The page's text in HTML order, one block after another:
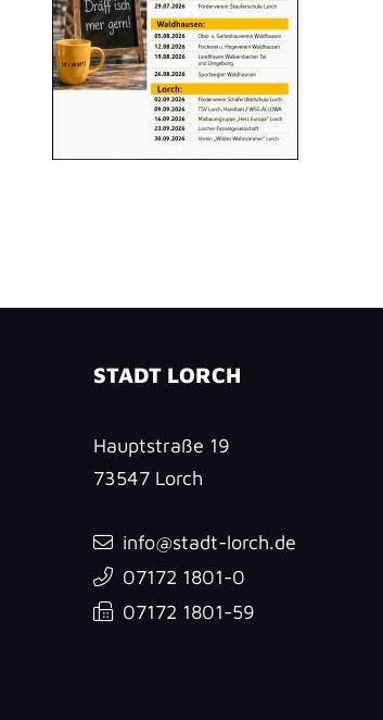
STADT LORCH
Hauptstraße 19
73547 Lorch
info@stadt-lorch.de
07172 1801-0
07172 1801-59